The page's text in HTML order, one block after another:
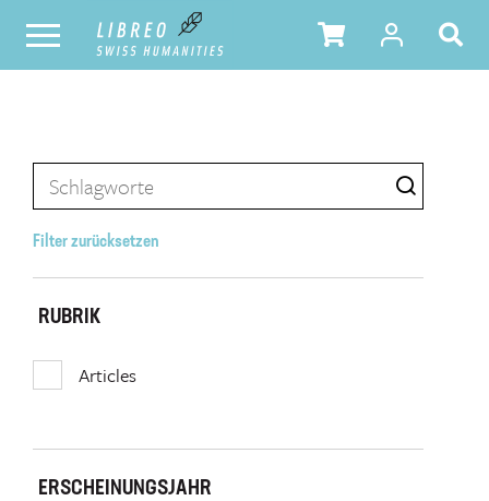
Filter zurücksetzen
RUBRIK
Articles
ERSCHEINUNGSJAHR